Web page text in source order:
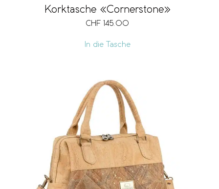
Korktasche «Cornerstone»
CHF 145.00
In die Tasche